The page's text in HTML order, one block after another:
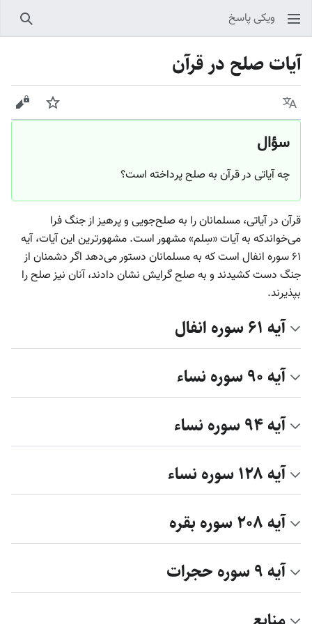
ویکی پاسخ
آیات صلح در قرآن
زبان پیگیری
سؤال
چه آیاتی در قرآن به صلح پرداخته است؟
قرآن در آیاتی، مسلمانان را به صلح‌جویی و پرهیز از جنگ فرا
می‌خواندکه به آیات «سِلم» مشهور است. مشهورترین این آیات، آیه
۶۱ سوره انفال است که به مسلمانان دستور می‌دهد اگر دشمنان از
جنگ دست کشیدند و به صلح گرایش نشان دادند، آنان نیز صلح را
بپذیرند.
آیه ۶۱ سوره انفال
آیه ۹۰ سوره نساء
آیه ۹۴ سوره نساء
آیه ۱۲۸ سوره نساء
آیه ۲۰۸ سوره بقره
آیه ۹ سوره حجرات